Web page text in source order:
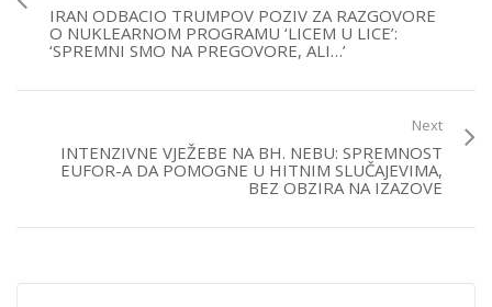
IRAN ODBACIO TRUMPOV POZIV ZA RAZGOVORE
O NUKLEARNOM PROGRAMU ‘LICEM U LICE’:
‘SPREMNI SMO NA PREGOVORE, ALI…’
Next
INTENZIVNE VJEŽEBE NA BH. NEBU: SPREMNOST
EUFOR-A DA POMOGNE U HITNIM SLUČAJEVIMA,
BEZ OBZIRA NA IZAZOVE